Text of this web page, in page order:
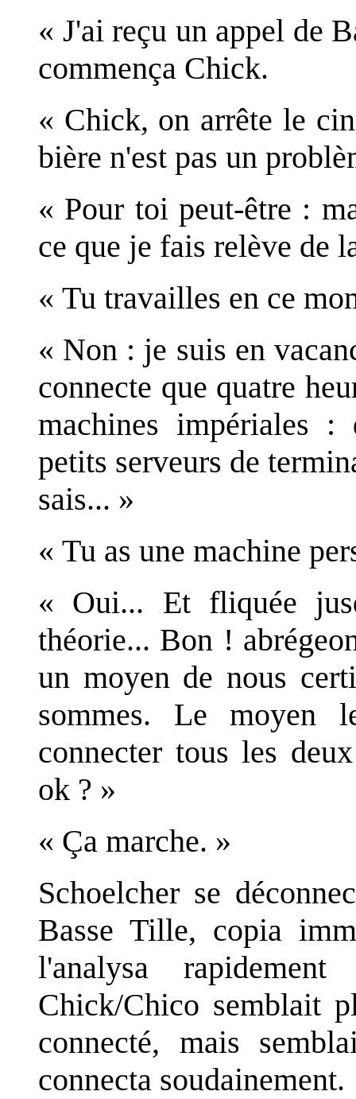
« J'ai reçu un appel de
commença Chick.
« Chick, on arrête le
bière n'est pas un
« Pour toi peut-être :
ce que je fais relève de
« Tu travailles en ce
« Non : je suis en
connecte que quatre
machines impériales :
petits serveurs de
sais... »
« Tu as une machine
« Oui... Et fliquée
théorie... Bon !
un moyen de nous
sommes. Le moyen
connecter tous les
ok ? »
« Ça marche. »
Schoelcher se
Basse Tille, copia
l'analysa
Chick/Chico semblait
connecté, mais
connecta soudainement.